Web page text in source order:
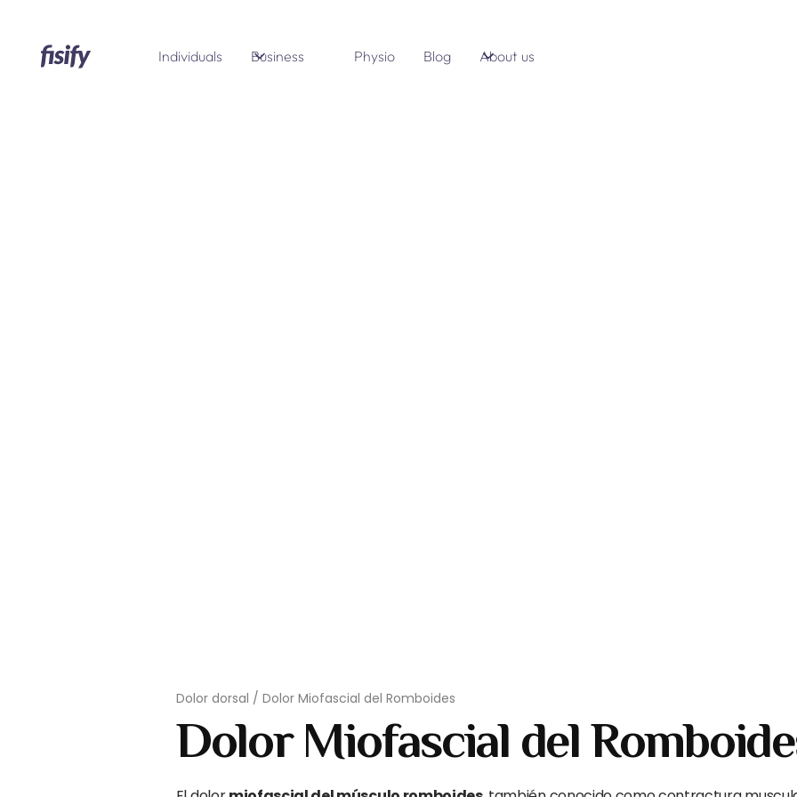
Individuals Business Physio Blog About us
Dolor dorsal / Dolor Miofascial del Romboides
Dolor Miofascial del